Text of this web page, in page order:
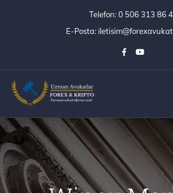
Telefon:0 506 313 86
E-Posta: